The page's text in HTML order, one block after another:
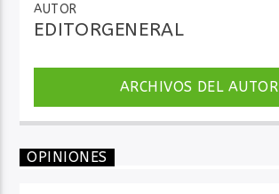
AUTOR
EDITORGENERAL
ARCHIVOS DEL AUTOR
OPINIONES